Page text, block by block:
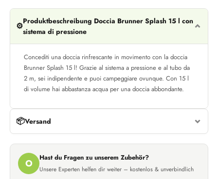
⚙️Produktbeschreibung Doccia Brunner Splash 15 l con
sistema di pressione
Concediti una doccia rinfrescante in movimento con la doccia
Brunner Splash 15 l! Grazie al sistema a pressione e al tubo da
2 m, sei indipendente e puoi campeggiare ovunque. Con 15 l
di volume hai abbastanza acqua per una doccia abbondante.
📦Versand
O Hast du Fragen zu unserem Zubehör?
Unsere Experten helfen dir weiter – kostenlos & unverbindlich